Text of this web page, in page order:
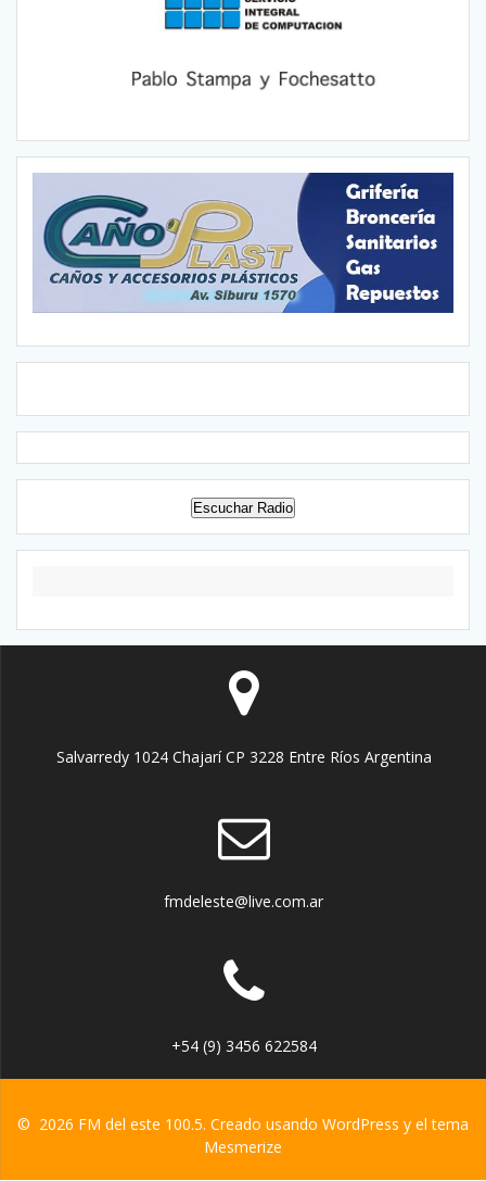
Escuchar Radio
Salvarredy 1024 Chajarí CP 3228 Entre Ríos Argentina
fmdeleste@live.com.ar
+54 (9) 3456 622584
© 2026 FM del este 100.5. Creado usando WordPress y eltema
Mesmerize